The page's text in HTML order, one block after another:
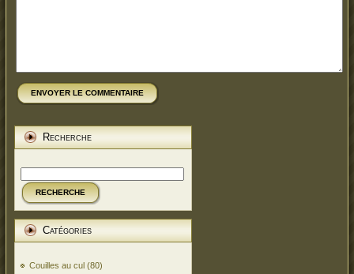
ENVOYER LE COMMENTAIRE
Recherche
RECHERCHE
Catégories
Couilles au cul (80)